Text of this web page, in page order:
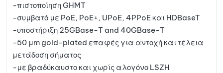
-πιστοποίηση GHMT
-συμβατό με PoE, PoE+, UPoE, 4PPoE και HDBaseT
-υποστήριξη 25GBase-T and 40GBase-T
-50 μm gold-plated επαφές για αντοχή και τέλεια
μετάδοση σήματος
-με βραδύκαυστο και χωρίς αλογόνο LSZH